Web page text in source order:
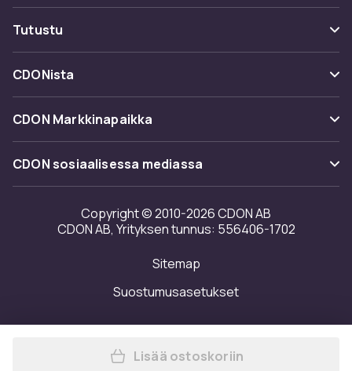
Seuraa pakettia
Ota yhteyttä
Maksuvaihtoehdot
Toimitus
Takaisinvedot
Tutustu
Kategoriat
Tuotemerkit
CDONista
Tietoa meistä
Asiakasarvionnit
Investor relations
Saavutettavuusseloste
CDON Markkinapaikka
Merchant Help Center
CDON sosiaalisessa mediassa
Copyright © 2010-2026 CDON AB
CDON AB, Yrityksen tunnus: 556406-1702
Sitemap
Suostumusasetukset
Lisää MB38 - 60 MM 4-
Lisää ostoskoriin